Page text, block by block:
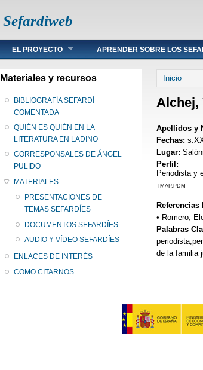
Sefardiweb
Main menu
EL PROYECTO APRENDER SOBRE LOS
Materiales y recursos
BIBLIOGRAFÍA SEFARDÍ
COMENTADA
QUIÉN ES QUIÉN EN LA
LITERATURA EN LADINO
CORRESPONSALES DE ÁNGEL
PULIDO
MATERIALES
PRESENTACIONES DE
TEMAS SEFARDÍES
DOCUMENTOS SEFARDÍES
AUDIO Y VÍDEO SEFARDÍES
ENLACES DE INTERÉS
COMO CITARNOS
Se
Inicio
Alchej,
Apellidos y
Fechas:
Lugar:
Perfil:
Periodista y
TMAP.PDM
• Romero,
Palabras
de la familia